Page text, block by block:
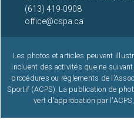
(613) 419-0908
office@cspa.ca
Les photos et articles peuvent
incluent des activités que ne
procédures ou règlements de
Sportif (ACPS). La publication de
vert d'approbation par